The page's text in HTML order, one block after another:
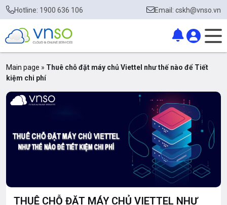
Hotline: 1900 636 106 Email: cskh@vnso.vn
Main page » Thuê chỗ đặt máy chủ Viettel như thế nào để Tiết
kiệm chi phí
THUÊ CHỖ ĐẶT MÁY CHỦ VIETTEL NHƯ